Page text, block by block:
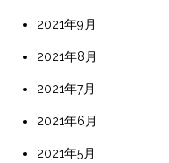
2021年9月
2021年8月
2021年7月
2021年6月
2021年5月